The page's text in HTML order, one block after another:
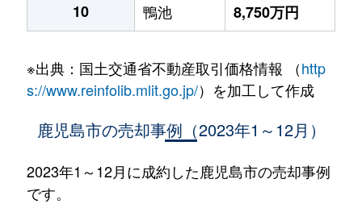
10
鴨池 8,750万円
※出典：国土交通省不動産取引価格情報 （http
s://www.reinfolib.mlit.go.jp/）を加工して作成
鹿児島市の売却事例（2023年1～12月）
2023年1～12月に成約した鹿児島市の売却事例
です。